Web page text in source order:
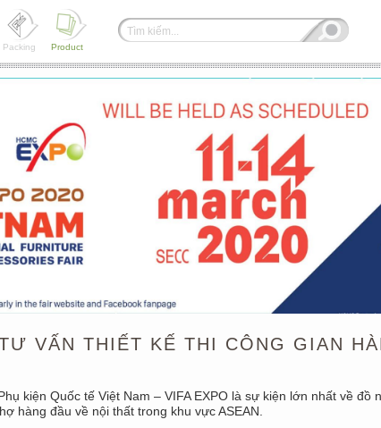
Packing Product
VẤN THIẾT KẾ THI CÔNG GIAN
kiện Quốc tế Việt Nam – VIFA EXPO là sự kiện lớn nhất về đồ
hàng đầu về nội thất trong khu vực ASEAN.